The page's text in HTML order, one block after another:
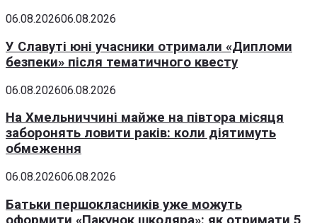
06.08.202606.08.2026
У Славуті юні учасники отримали «Дипломи
безпеки» після тематичного квесту
06.08.202606.08.2026
На Хмельниччині майже на півтора місяця
заборонять ловити раків: коли діятимуть
обмеження
06.08.202606.08.2026
Батьки першокласників уже можуть